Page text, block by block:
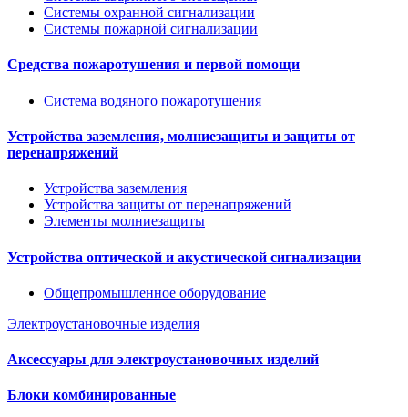
Системы охранной сигнализации
Системы пожарной сигнализации
Средства пожаротушения и первой помощи
Система водяного пожаротушения
Устройства заземления, молниезащиты и защиты от
перенапряжений
Устройства заземления
Устройства защиты от перенапряжений
Элементы молниезащиты
Устройства оптической и акустической сигнализации
Общепромышленное оборудование
Электроустановочные изделия
Аксессуары для электроустановочных изделий
Блоки комбинированные